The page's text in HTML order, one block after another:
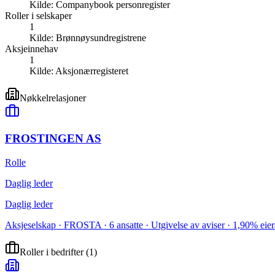
Kilde: Companybook personregister
Roller i selskaper
1
Kilde: Brønnøysundregistrene
Aksjeinnehav
1
Kilde: Aksjonærregisteret
Nøkkelrelasjoner
FROSTINGEN AS
Rolle
Daglig leder
Daglig leder
Aksjeselskap · FROSTA · 6 ansatte · Utgivelse av aviser · 1,90%
Roller i bedrifter(1)